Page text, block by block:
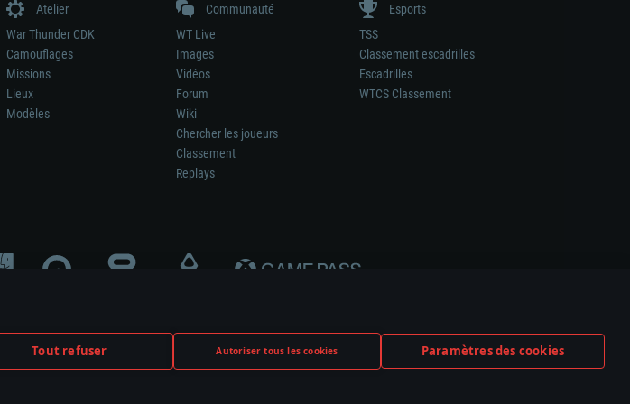
Tout refuser Autoriser tous les cookies Paramètres des cookies
Atelier
War Thunder CDK
Camouflages
Missions
Lieux
Modèles
Communauté
WT Live
Images
Vidéos
Forum
Wiki
Chercher les joueurs
Classement
Replays
Esports
TSS
Classement escadrilles
Escadrilles
WTCS Classement
du jeu, le sponsoring ou à l’approbation de tout fabricant d’armes ou de véhicule.
owners.